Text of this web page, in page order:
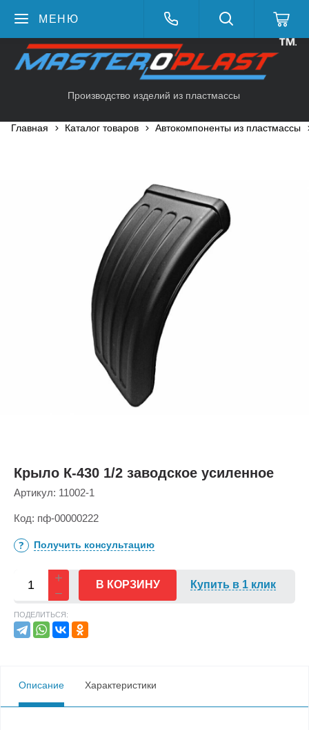
МЕНЮ
Производство изделий из пластмассы
Главная Каталог товаров Автокомпоненты из пластмассы
Крыло К-430 1/2 заводское усиленное
Артикул: 11002-1
Код: пф-00000222
Получить консультацию
В КОРЗИНУ Купить в 1 клик
ПОДЕЛИТЬСЯ:
Описание Характеристики